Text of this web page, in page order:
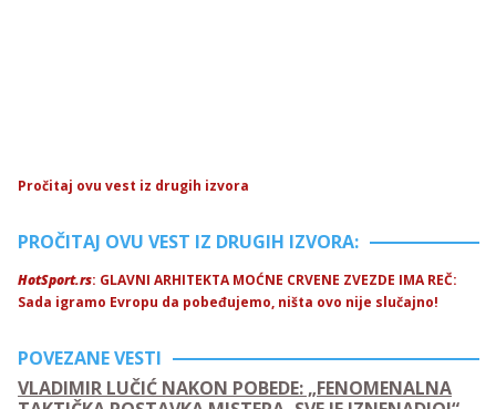
Pročitaj ovu vest iz drugih izvora
PROČITAJ OVU VEST IZ DRUGIH IZVORA:
HotSport.rs: GLAVNI ARHITEKTA MOĆNE CRVENE ZVEZDE IMA REČ:
Sada igramo Evropu da pobeđujemo, ništa ovo nije slučajno!
POVEZANE VESTI
VLADIMIR LUČIĆ NAKON POBEDE: „FENOMENALNA